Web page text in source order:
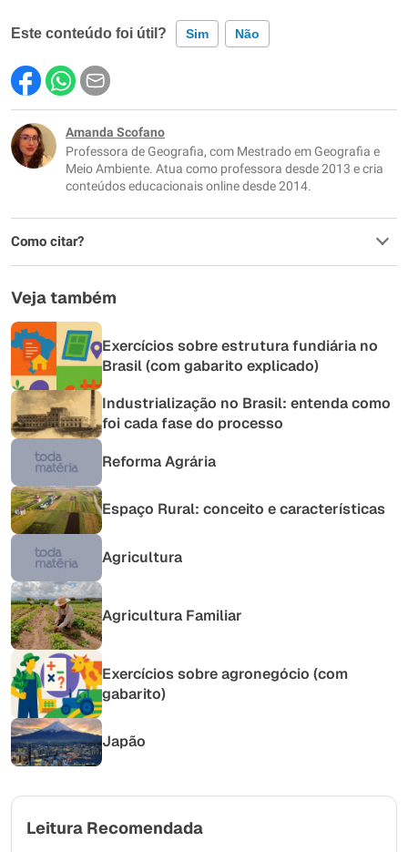
Este conteúdo foi útil? Sim Não
Este conteúdo contém informação incorreta
Este conteúdo não tem a informação que procuro
Outro
Amanda Scofano
Professora de Geografia, com Mestrado em Geografia e
Meio Ambiente. Atua como professora desde 2013 e cria
conteúdos educacionais online desde 2014.
Como citar?
Veja também
Exercícios sobre estrutura fundiária no
Brasil (com gabarito explicado)
Industrialização no Brasil: entenda como
foi cada fase do processo
Reforma Agrária
Espaço Rural: conceito e características
Agricultura
Agricultura Familiar
Exercícios sobre agronegócio (com
gabarito)
Japão
Leitura Recomendada